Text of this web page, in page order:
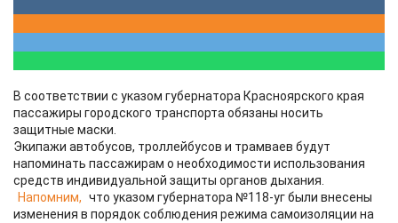
В соответствии с указом губернатора Красноярского края
пассажиры городского транспорта обязаны носить
защитные маски.
Экипажи автобусов, троллейбусов и трамваев будут
напоминать пассажирам о необходимости использования
средств индивидуальной защиты органов дыхания.
Напомним, что указом губернатора №118-уг были внесены
изменения в порядок соблюдения режима самоизоляции на